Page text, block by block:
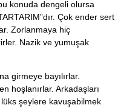
konuda dengeli olursa
Çok ender sert
Zorlanmaya hiç
Nazik ve yumuşak
girmeye bayılırlar.
hoşlanırlar. Arkadaşları
şeylere kavuşabilmek